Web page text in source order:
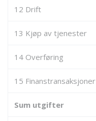
12 Drift
13 Kjøp av tjenester
14 Overføring
15 Finanstransaksjoner
Sum utgifter